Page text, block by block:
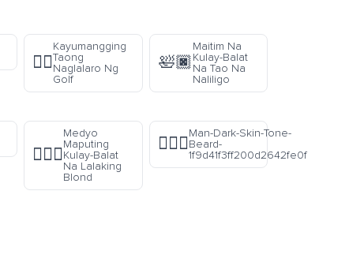
🏌🏽
Kayumangging
Taong
Naglalaro Ng
Golf
🛀🏿
Maitim Na
Kulay-Balat
Na Tao Na
Naliligo
👱🏼‍♂️
Medyo
Maputing
Kulay-Balat
Na Lalaking
Blond
🧔🏿‍♂️
Man-Dark-Skin-Tone-
Beard-
1f9d41f3ff200d2642fe0f